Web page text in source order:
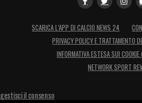
SCARICA L’APP DI CALCIO NEWS 24
PRIVACY POLICY E TRATTAMENTO
INFORMATIVA ESTESA SUI COOKIE
NETWORK SPORT
gestisci il consenso